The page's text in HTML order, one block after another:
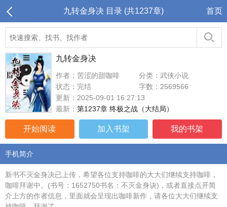
九转金身决 目录 (共1237章) 首页
九转金身决
作者：苦涩的甜咖啡
分类：武侠小说
状态：完结
字数：2569566
更新：2025-09-01 16:27:13
最新： 第1237章 终极之战（大结局）
开始阅读 加入书架 我的书架
手机简介
新书不灭金身决已上传，希望各位支持咖啡的大大们继续支持咖啡，
咖啡拜谢中。(书号：1652750书名：不灭金身诀)，或者直接点开简
介上方的作者信息，里面就会呈现出咖啡新作，请各位大大们继续支